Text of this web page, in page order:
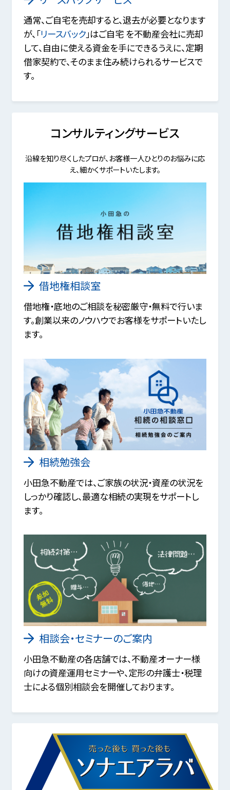
通常、ご自宅を売却すると、退去が必要となります
が、「リースバック」はご自宅 を不動産会社に売却
して、自由に使える資金を手にできるうえに、定期
借家契約で、そのまま住み続けられるサービスで
す。
コンサルティングサービス
沿線を知り尽くしたプロが、お客様一人ひとりのお悩みに応
え、細かくサポートいたします。
借地権相談室
借地権・底地のご相談を秘密厳守・無料で行いま
す。創業以来のノウハウでお客様をサポートいたし
ます。
相続勉強会
小田急不動産では、ご家族の状況・資産の状況を
しっかり確認し、最適な相続の実現をサポートし
ます。
相談会・セミナーのご案内
小田急不動産の各店舗では、不動産オーナー様
向けの資産運用セミナーや、定形の弁護士・税理
士による個別相談会を開催しております。